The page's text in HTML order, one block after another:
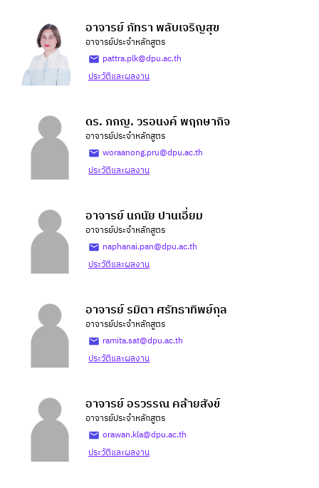
อาจารย์ ภัทรา พลับเจริญสุข
อาจารย์ประจำหลักสูตร
pattra.plk@dpu.ac.th
ประวัติและผลงาน
ดร. ภกญ. วรอนงค์ พฤกษากิจ
อาจารย์ประจำหลักสูตร
woraanong.pru@dpu.ac.th
ประวัติและผลงาน
อาจารย์ นภนัย ปานเอี่ยม
อาจารย์ประจำหลักสูตร
naphanai.pan@dpu.ac.th
ประวัติและผลงาน
อาจารย์ รมิตา ศรัทธาทิพย์กุล
อาจารย์ประจำหลักสูตร
ramita.sat@dpu.ac.th
ประวัติและผลงาน
อาจารย์ อรวรรณ คล้ายสังข์
อาจารย์ประจำหลักสูตร
orawan.kla@dpu.ac.th
ประวัติและผลงาน